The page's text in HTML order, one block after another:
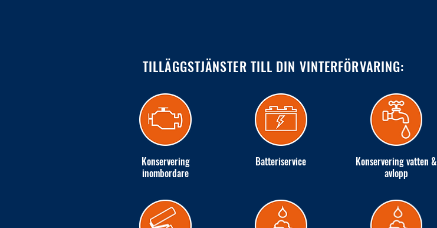
TILLÄGGSTJÄNSTER TILL DIN VINTERFÖRVARING:
Konservering
inombordare
Batteriservice
Konservering vatten &
avlopp